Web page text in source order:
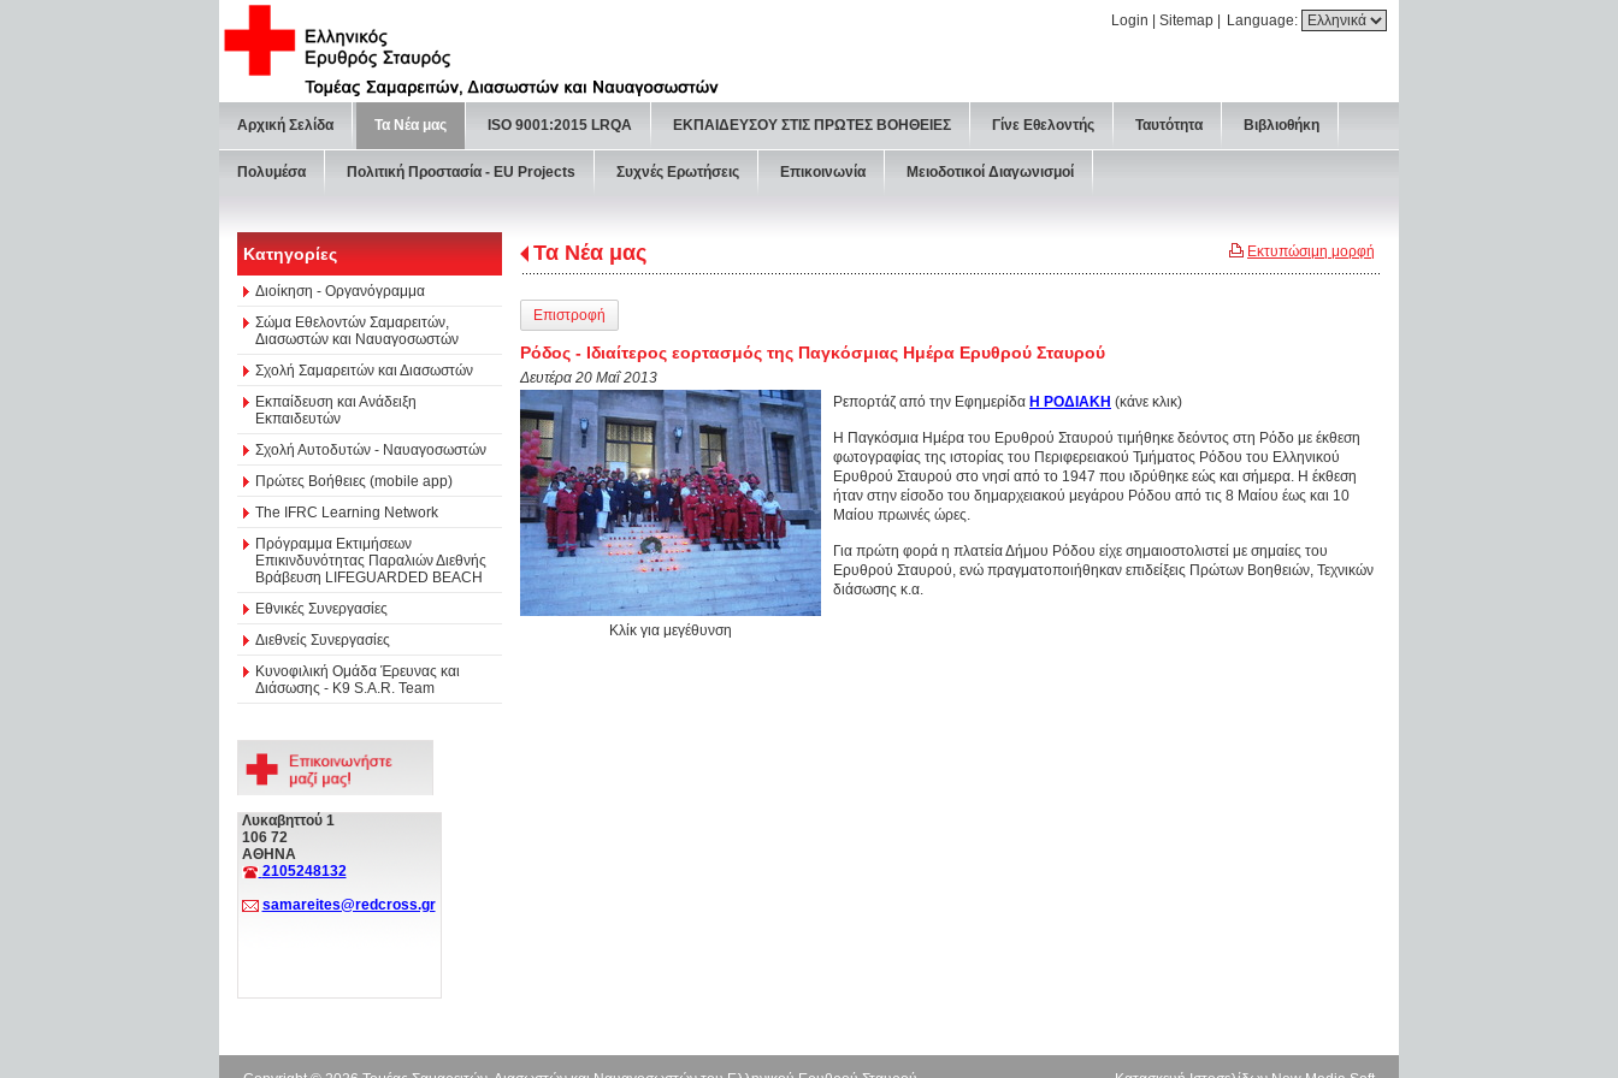
Language:
Login Sitemap
Αρχική Σελίδα Τα Νέα μας ISO 9001:2015 LRQA ΕΚΠΑΙΔΕΥΣΟΥ ΣΤΙΣ ΠΡΩΤΕΣ ΒΟΗΘΕΙΕΣ Γίνε Εθελοντής Ταυτότητα Βιβλιοθήκη
Πολυμέσα Πολιτική Προστασία - ΕU Projects Συχνές Ερωτήσεις Επικοινωνία Μειοδοτικοί Διαγωνισμοί
Κατηγορίες
Διοίκηση - Οργανόγραμμα
Σώμα Εθελοντών Σαμαρειτών,
Διασωστών και Ναυαγοσωστών
Σχολή Σαμαρειτών και Διασωστών
Εκπαίδευση και Ανάδειξη
Εκπαιδευτών
Σχολή Αυτοδυτών - Ναυαγοσωστών
Πρώτες Βοήθειες (mobile app)
The IFRC Learning Network
Πρόγραμμα Εκτιμήσεων
Επικινδυνότητας Παραλιών Διεθνής
Βράβευση LIFEGUARDED BEACH
Εθνικές Συνεργασίες
Διεθνείς Συνεργασίες
Κυνοφιλική Ομάδα Έρευνας και
Διάσωσης - Κ9 S.A.R. Team
Λυκαβηττού 1
106 72
ΑΘΗΝΑ
2105248132
samareites@redcross.gr
Εκτυπώσιμη μορφή
Τα Νέα μας
Επιστροφή
Ρόδος - Ιδιαίτερος εορτασμός της Παγκόσμιας Ημέρα Ερυθρού Σταυρού
Δευτέρα 20 Μαΐ 2013
Κλίκ για μεγέθυνση
Ρεπορτάζ από την Εφημερίδα Η ΡΟΔΙΑΚΗ (κάνε κλικ)
Η Παγκόσμια Ημέρα του Ερυθρού Σταυρού τιμήθηκε δεόντος στη Ρόδο με έκθεση
φωτογραφίας της ιστορίας του Περιφερειακού Τμήματος Ρόδου του Ελληνικού
Ερυθρού Σταυρού στο νησί από το 1947 που ιδρύθηκε εώς και σήμερα. Η έκθεση
ήταν στην είσοδο του δημαρχειακού μεγάρου Ρόδου από τις 8 Μαίου έως και 10
Μαίου πρωινές ώρες.
Για πρώτη φορά η πλατεία Δήμου Ρόδου είχε σημαιοστολιστεί με σημαίες του
Ερυθρού Σταυρού, ενώ πραγματοποιήθηκαν επιδείξεις Πρώτων Βοηθειών, Τεχνικών
διάσωσης κ.α.